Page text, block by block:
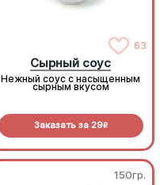
63
Сырный соус
Нежный соус с насыщенным
сырным вкусом
Заказать за 29R
150гр.